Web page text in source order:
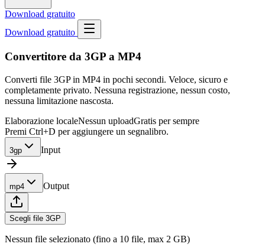
Download gratuito
Download gratuito
Convertitore da 3GP a MP4
Converti file 3GP in MP4 in pochi secondi. Veloce, sicuro e
completamente privato. Nessuna registrazione, nessun costo,
nessuna limitazione nascosta.
Elaborazione localeNessun uploadGratis per sempre
Premi Ctrl+D per aggiungere un segnalibro.
3gp Input
mp4 Output
Scegli file 3GP
Nessun file selezionato (fino a 10 file, max 2 GB)